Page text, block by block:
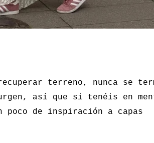
terreno, nunca se
así que si tenéis en
de inspiración a capas